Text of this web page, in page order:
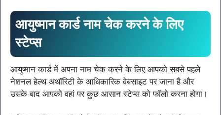
आयुष्मान कार्ड नाम चेक करने के लिए
स्टेप्स
आयुष्मान कार्ड में अपना नाम चेक करने के लिए आपको सबसे पहले
नेशनल हेल्थ अथॉरिटी के आधिकारिक वेबसाइट पर जाना है और
उसके बाद आपको वहां पर कुछ आसान स्टेप्स को फॉलो करना होगा।